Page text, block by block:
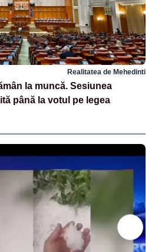
Realitatea de Mehedinti
la muncă. Sesiunea
până la votul pe legea